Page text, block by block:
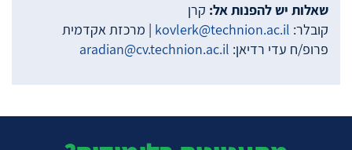
שאלות יש להפנות אל: קרן
קובלר: kovlerk@technion.ac.il | מרכזת אקדמית
פרופ/ח עדי רדיאן: aradian@cv.technion.ac.il